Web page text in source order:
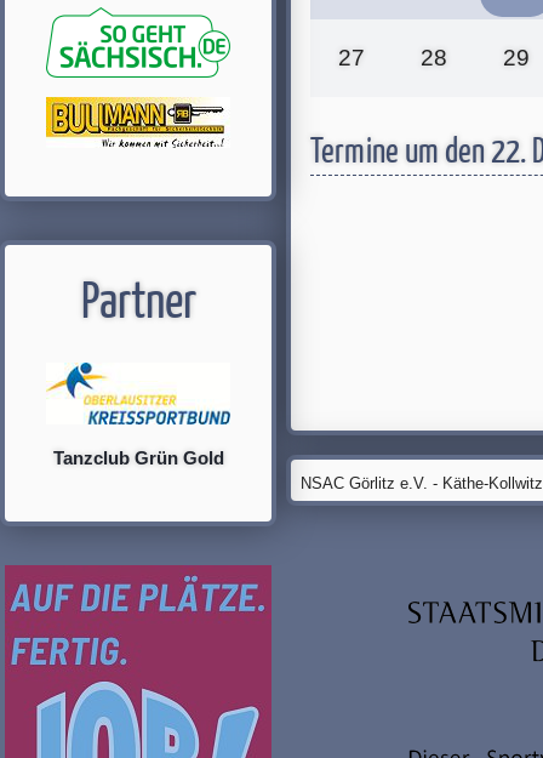
27 28 29
Termine um den 22.
NSAC Görlitz e.V. - Käthe-
Partner
Tanzclub Grün Gold